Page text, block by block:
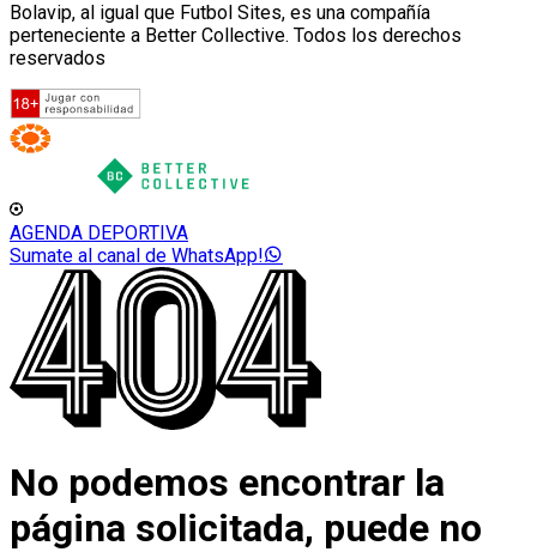
Bolavip, al igual que Futbol Sites, es una compañía
perteneciente a Better Collective. Todos los derechos
reservados
AGENDA DEPORTIVA
Sumate al canal de WhatsApp!
No podemos encontrar la
página solicitada, puede no